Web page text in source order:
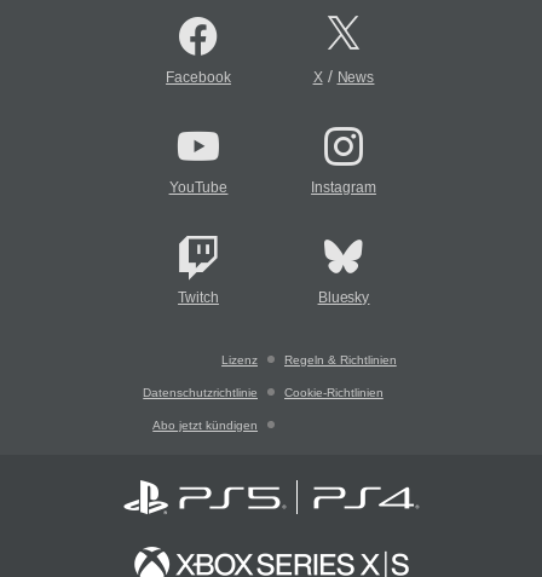
Facebook X/ News
YouTube Instagram
Twitch Bluesky
Lizenz Regeln & Richtlinien
Datenschutzrichtlinie Cookie-Richtlinien
Abo jetzt kündigen